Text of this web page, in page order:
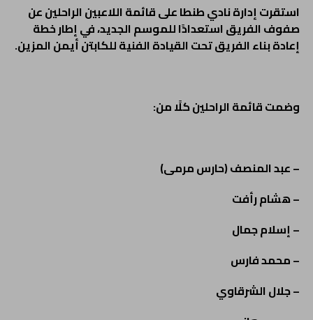
استقرت إدارة نادي طنطا على قائمة اللاعبين الراحلين عن
صفوف الفريق استعدادًا للموسم الجديد، في إطار خطة
إعادة بناء الفريق تحت القيادة الفنية للكابتن أيمن المزين.
وضمت قائمة الراحلين كلًا من:
– عبد المنصف (حارس مرمى)
– هشام رأفت
– إسلام جمال
– محمد فارس
– جلال الشرقاوي